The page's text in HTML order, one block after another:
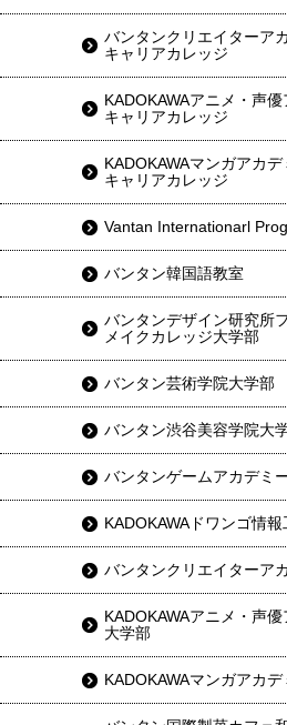
バンタンクリエイターア
キャリアカレッジ
KADOKAWAアニメ・声
キャリアカレッジ
KADOKAWAマンガアカデ
キャリアカレッジ
Vantan Internationarl
バンタン韓国語教室
バンタンデザイン研究所
メイクカレッジ大学部
バンタン芸術学院大学部
バンタン渋谷美容学院大
バンタンゲームアカデミ
KADOKAWAドワンゴ情
バンタンクリエイターア
KADOKAWAアニメ・声
大学部
KADOKAWAマンガアカ